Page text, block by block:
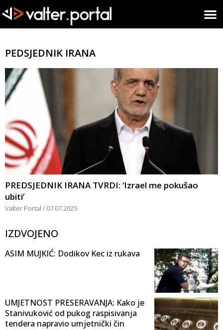
PEDSJEDNIK IRANA
PREDSJEDNIK IRANA TVRDI: ‘Izrael me pokušao
ubiti’
Valter Portal 07.07.2025
IZDVOJENO
ASIM MUJKIĆ: Dodikov Kec iz rukava
UMJETNOST PRESERAVANJA: Kako je
Stanivuković od pukog raspisivanja
tendera napravio umjetnički čin